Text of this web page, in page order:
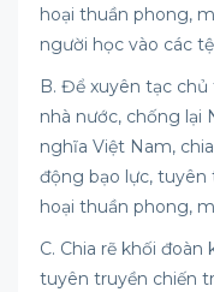
hoại thuần phong,
người học vào các
B. Để xuyên tạc chủ
nhà nước, chống lại
nghĩa Việt Nam,
động bạo lực, tuyên
hoại thuần phong,
C. Chia rẽ khối
tuyên truyền chiến